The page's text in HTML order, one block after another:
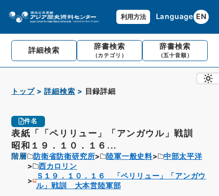
利用方法 Language EN
詳細検索 辞書検索
（カテゴリ）
辞書検索
（五十音順）
トップ 詳細検索 目録詳細
件名
表紙「「ペリリュー」「アンガウル」戦訓
昭和１９．１０．１６...
階層 防衛省防衛研究所 陸軍一般史料
中部太平洋
西カロリン
Ｓ１９．１０．１６ 「ペリリュー」「アンガウ
ル」戦訓 大本営陸軍部